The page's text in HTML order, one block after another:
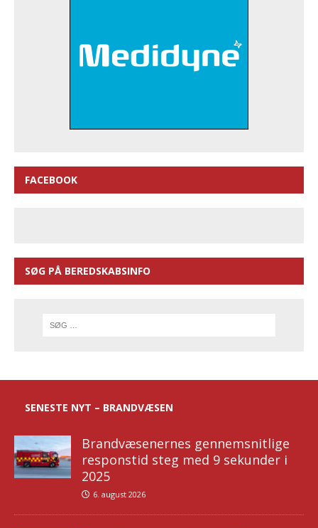
FACEBOOK
SØG PÅ BEREDSKABSINFO
SENESTE NYT – BRANDVÆSEN
Brandvæsenernes gennemsnitlige
responstid steg med 9 sekunder i
2025
6. august 2026